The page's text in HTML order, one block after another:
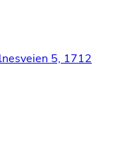
5, 1712
vekst og vi ser etter